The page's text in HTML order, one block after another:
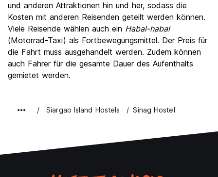
und anderen Attraktionen hin und her, sodass die
Kosten mit anderen Reisenden geteilt werden können.
Viele Reisende wählen auch ein Habal-habal
(Motorrad-Taxi) als Fortbewegungsmittel. Der Preis für
die Fahrt muss ausgehandelt werden. Zudem können
auch Fahrer für die gesamte Dauer des Aufenthalts
gemietet werden.
Siargao Island Hostels Sinag Hostel